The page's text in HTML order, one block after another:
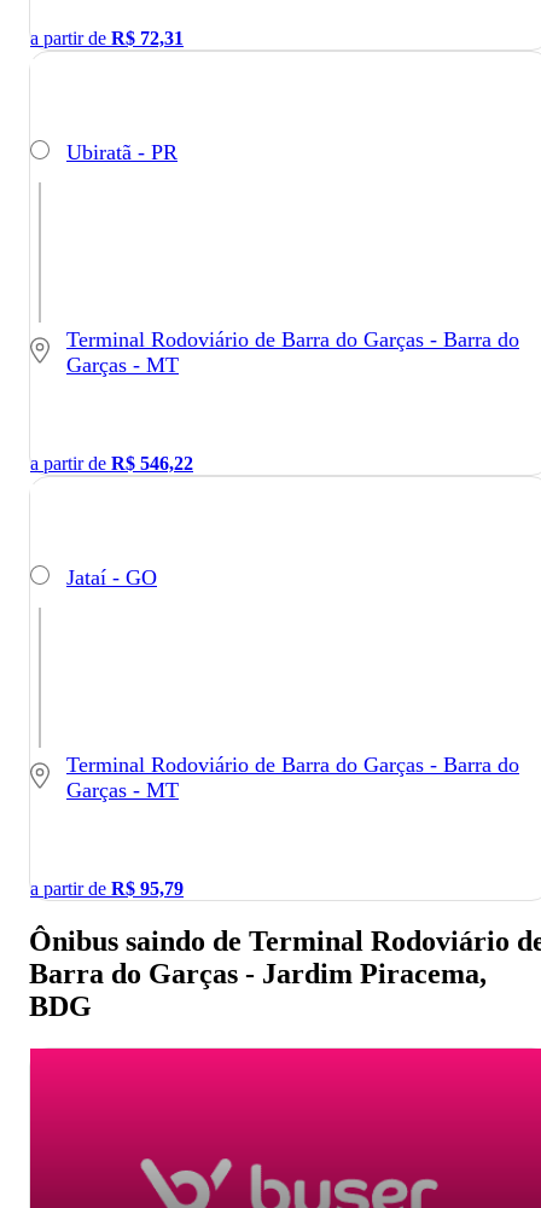
a partir de R$ 72,31
Ubiratã - PR
Terminal Rodoviário de Barra do Garças - Barra do
Garças - MT
a partir de R$ 546,22
Jataí - GO
Terminal Rodoviário de Barra do Garças - Barra do
Garças - MT
a partir de R$ 95,79
Ônibus saindo de Terminal Rodoviário
Barra do Garças - Jardim Piracema,
BDG